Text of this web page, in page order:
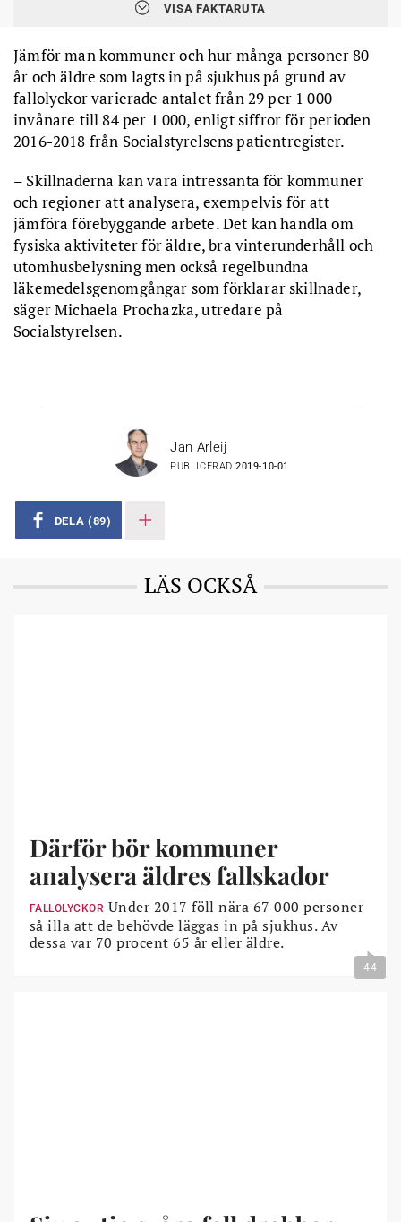
”Balansera mera” som syftar till att förhindra fallolyckor.
hemmet
förebyggande arbetet i samhället behöver pågå kontinuerligt
över året, säger Barbara David, projektledare för kampanjen.
– Det finns även mycket man själv kan göra. Exempelvis behöver
äldre tänka lite extra på attäta näringsriktigt och
träna balans
Det är också viktigt att ha kunskap om sina
läkemedeloch vara uppmärksam på eventuella biverkningar
Fallolyckor är den olyckstyp som årligen leder tillflest dödsfall
och sjukhusinläggningar.
VISA FAKTARUTA
Jämför man kommuner och hur många personer 80
år och äldre som lagts in på sjukhus på grund av
fallolyckor varierade antalet från 29 per 1 000
invånare till 84 per 1 000, enligt siffror för perioden
2016-2018 från Socialstyrelsens patientregister.
– Skillnaderna kan vara intressanta för kommuner
och regioner att analysera, exempelvis för att
jämföra förebyggande arbete. Det kan handla om
fysiska aktiviteter för äldre, bra vinterunderhåll och
utomhusbelysning men också regelbundna
läkemedelsgenomgångar som förklarar skillnader,
säger Michaela Prochazka, utredare på
Socialstyrelsen.
Jan Arleij
PUBLICERAD2019-10-01
DELA (89)
LÄS OCKSÅ
Därför bör kommuner
analysera äldres fallskador
FALLOLYCKOR Under 2017 föll nära 67 000 personer
så illa att de behövde läggas in på sjukhus. Av
dessa var 70 procent 65 år eller äldre.
44